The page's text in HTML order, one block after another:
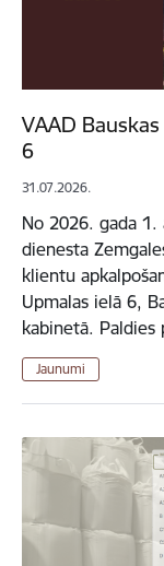
VAAD
6
31.07.2026.
No 2026. gada 1.
dienesta
klientu
Upmalas ielā 6,
kabinetā. Paldies
Jaunumi